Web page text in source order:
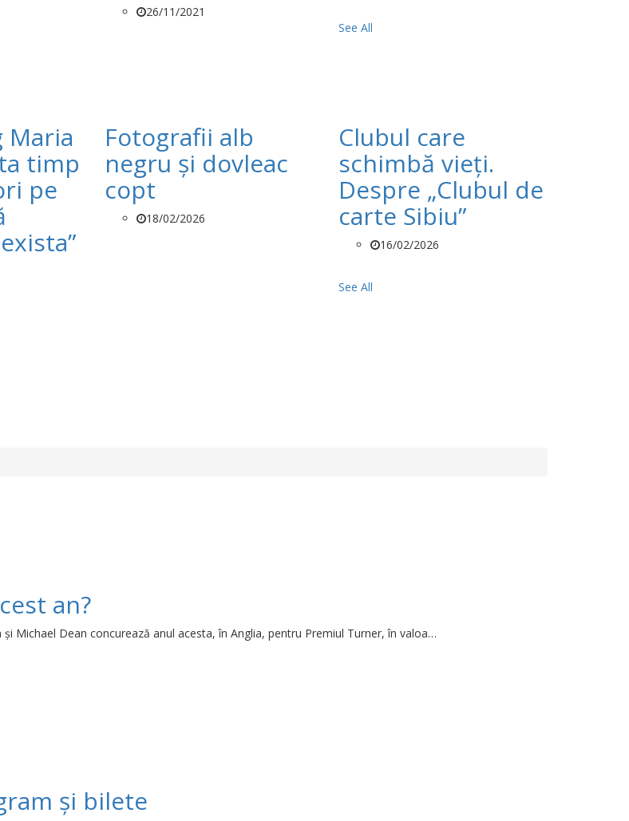
26/11/2021
See All
Maria
timp
pe
Fotografii alb
negru și dovleac
copt
18/02/2026
Clubul care
schimbă vieți.
Despre „Clubul de
carte Sibiu”
16/02/2026
See All
an?
Michael Dean concurează anul acesta, în Anglia, pentru Premiul Turner, în valoa…
și bilete